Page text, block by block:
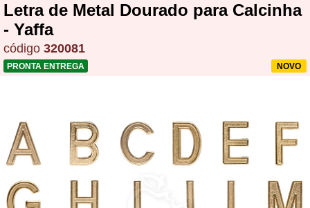
Letra de Metal Dourado para Calcinha
- Yaffa
código 320081
NOVO
PRONTA ENTREGA